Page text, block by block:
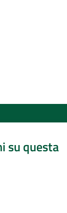
su questa